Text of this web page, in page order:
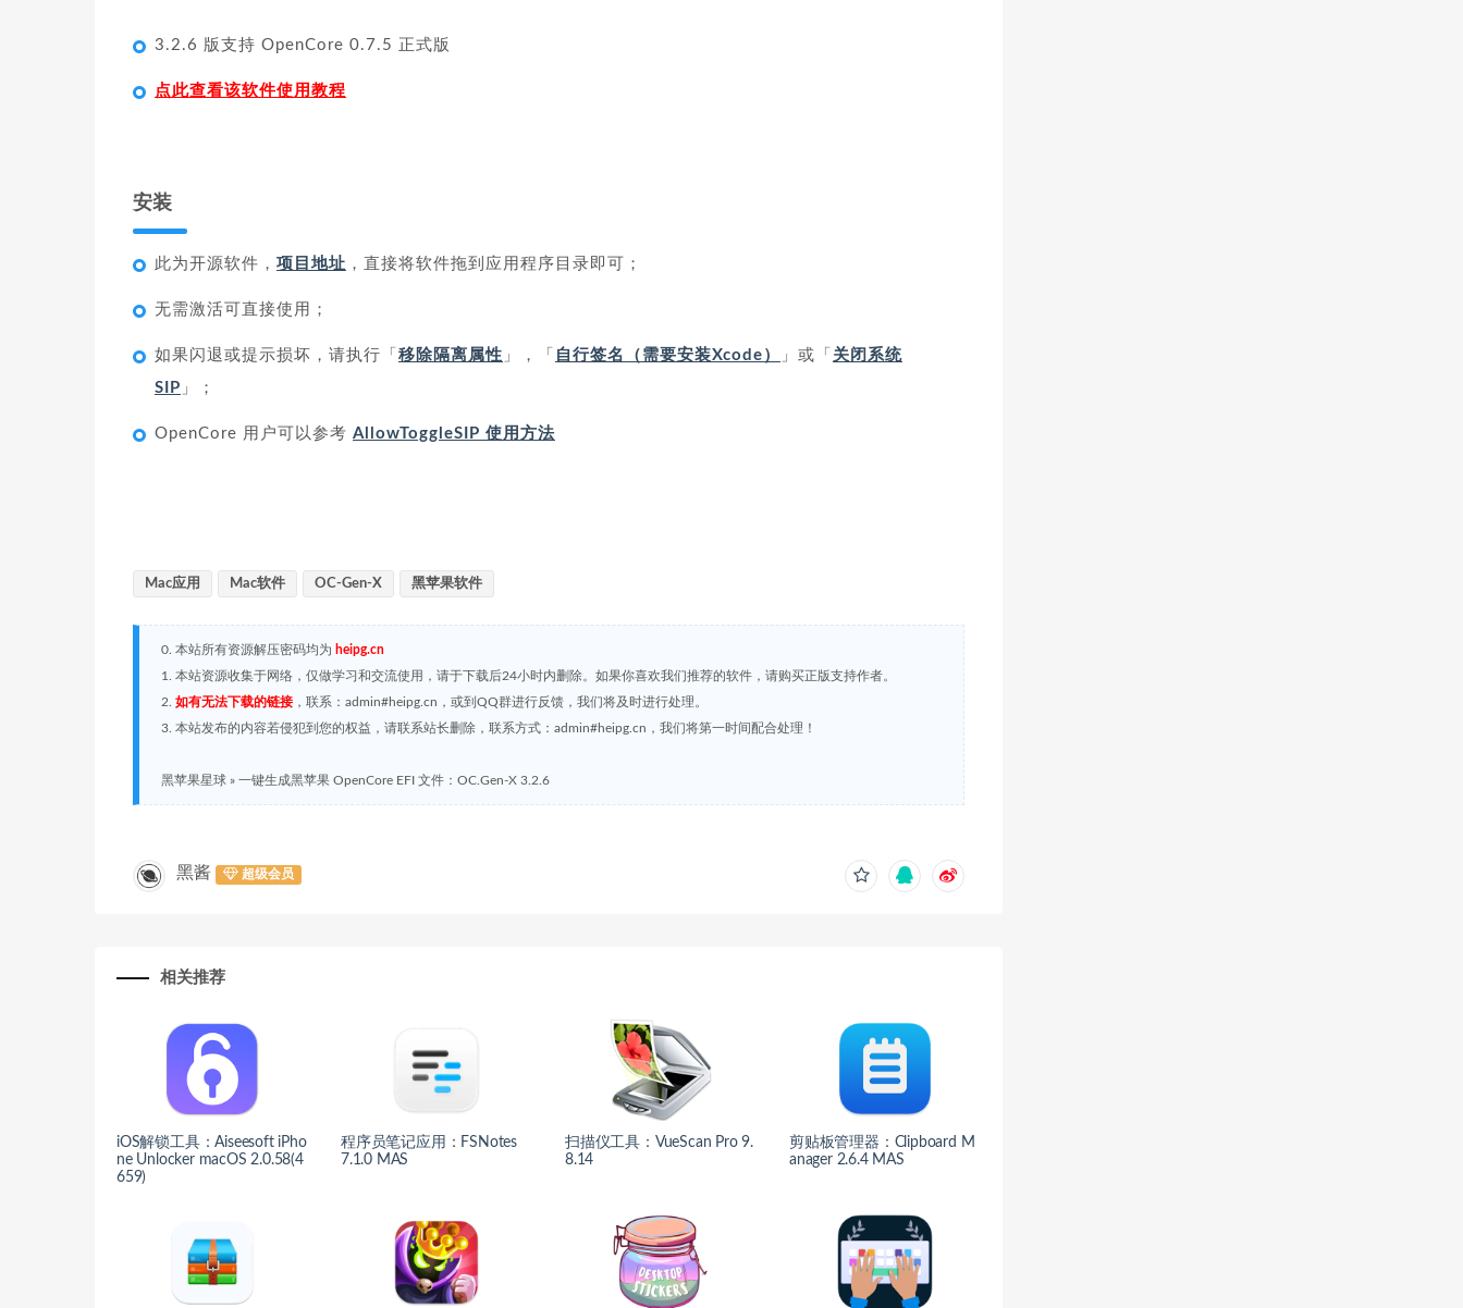
3.2.6 版支持 OpenCore 0.7.5 正式版
点此查看该软件使用教程
安装
此为开源软件， 项目地址 ，直接将软件拖到应用程序目录即可；
无需激活可直接使用；
如果闪退或提示损坏，请执行「 移除隔离属性 」，「 自行签名（需要安装Xcode） 」或「 关闭系统
SIP 」；
OpenCore 用户可以参考 AllowToggleSIP 使用方法
Mac应用 Mac软件 OC-Gen-X 黑苹果软件
0. 本站所有资源解压密码均为 heipg.cn
1. 本站资源收集于网络，仅做学习和交流使用，请于下载后24小时内删除。如果你喜欢我们推荐的软件，请购买正版支持作者。
2. 如有无法下载的链接，联系：admin#heipg.cn，或到QQ群进行反馈，我们将及时进行处理。
3. 本站发布的内容若侵犯到您的权益，请联系站长删除，联系方式：admin#heipg.cn，我们将第一时间配合处理！
黑苹果星球 » 一键生成黑苹果 OpenCore EFI 文件：OC.Gen-X 3.2.6
黑酱 超级会员
相关推荐
iOS解锁工具：Aiseesoft iPho
ne Unlocker macOS 2.0.58(4
659)
程序员笔记应用：FSNotes
7.1.0 MAS
扫描仪工具：VueScan Pro 9.
8.14
剪贴板管理器：Clipboard M
anager 2.6.4 MAS